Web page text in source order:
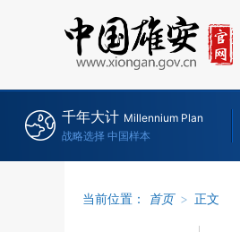
千年大计 Millennium Plan
战略选择 中国样本
当前位置： 首页 > 正文